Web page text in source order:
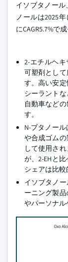
イソブタノー
ノールは2025
にCAGR5.7%で
2-エチルヘキ
可塑剤とし
す。高い安定
シーラント
自動車など
す。
N-ブタノー
や合成ゴム
して使用さ
が、2-EHと
シェアは比較
イソブタノ
ーニング製
やパーソナル